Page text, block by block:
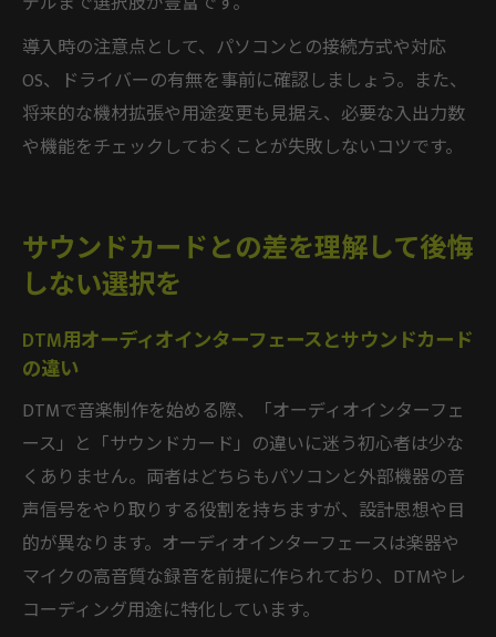
導入時の注意点として、パソコンとの接続方式や対応
OS、ドライバーの有無を事前に確認しましょう。また、
将来的な機材拡張や用途変更も見据え、必要な入出力数
や機能をチェックしておくことが失敗しないコツです。
サウンドカードとの差を理解して後悔
しない選択を
DTM用オーディオインターフェースとサウンドカード
の違い
DTMで音楽制作を始める際、「オーディオインターフェ
ース」と「サウンドカード」の違いに迷う初心者は少な
くありません。両者はどちらもパソコンと外部機器の音
声信号をやり取りする役割を持ちますが、設計思想や目
的が異なります。オーディオインターフェースは楽器や
マイクの高音質な録音を前提に作られており、DTMやレ
コーディング用途に特化しています。